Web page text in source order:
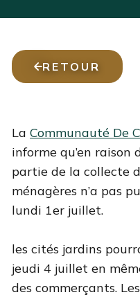
RETOUR
LaCommunauté De
informe qu’en raison
partie de la collecte
ménagères n’a pas
lundi 1er juillet.
les cités jardins
jeudi 4 juillet en
des commerçants.